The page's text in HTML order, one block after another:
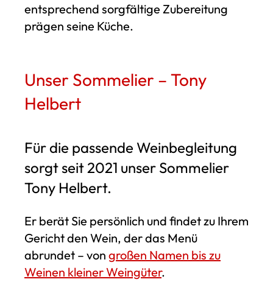
entsprechend sorgfältige Zubereitung
prägen seine Küche.
Unser Sommelier – Tony
Helbert
Für die passende Weinbegleitung
sorgt seit 2021 unser Sommelier
Tony Helbert.
Er berät Sie persönlich und findet zu Ihrem
Gericht den Wein, der das Menü
abrundet – von großen Namen bis zu
Weinen kleiner Weingüter.